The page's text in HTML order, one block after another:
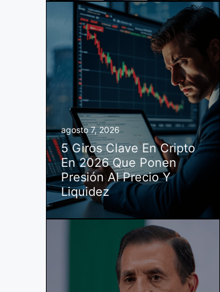
agosto 7, 2026
5 Giros Clave En Cripto
En 2026 Que Ponen
Presión Al Precio Y
Liquidez